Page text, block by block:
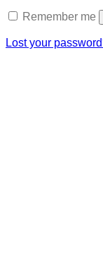
Remember me
Lost your